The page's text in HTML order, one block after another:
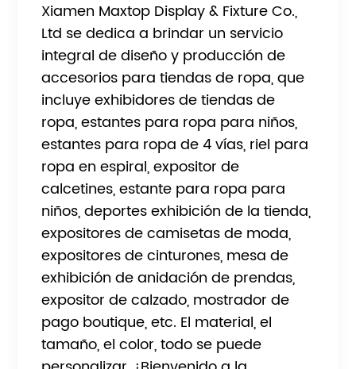
Xiamen Maxtop Display & Fixture Co.,
Ltd se dedica a brindar un servicio
integral de diseño y producción de
accesorios para tiendas de ropa, que
incluye exhibidores de tiendas de
ropa, estantes para ropa para niños,
estantes para ropa de 4 vías, riel para
ropa en espiral, expositor de
calcetines, estante para ropa para
niños, deportes exhibición de la tienda,
expositores de camisetas de moda,
expositores de cinturones, mesa de
exhibición de anidación de prendas,
expositor de calzado, mostrador de
pago boutique, etc. El material, el
tamaño, el color, todo se puede